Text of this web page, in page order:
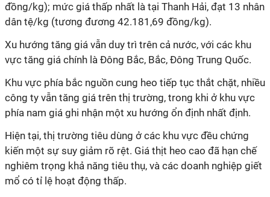
đồng/kg); mức giá thấp nhất là tại Thanh Hải, đạt 13 nhân
dân tệ/kg (tương đương 42.181,69 đồng/kg).
Xu hướng tăng giá vẫn duy trì trên cả nước, với các khu
vực tăng giá chính là Đông Bắc, Bắc, Đông Trung Quốc.
Khu vực phía bắc nguồn cung heo tiếp tục thắt chặt, nhiều
công ty vẫn tăng giá trên thị trường, trong khi ở khu vực
phía nam giá ghi nhận một xu hướng ổn định nhất định.
Hiện tại, thị trường tiêu dùng ở các khu vực đều chứng
kiến một sự suy giảm rõ rệt. Giá thịt heo cao đã hạn chế
nghiêm trọng khả năng tiêu thụ, và các doanh nghiệp giết
mổ có tỉ lệ hoạt động thấp.